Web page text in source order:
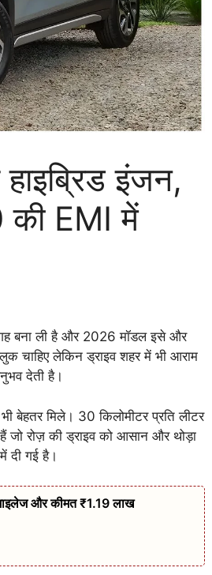
इंजन,
EMI में
बना ली है और 2026 मॉडल इसे और
चाहिए लेकिन ड्राइव शहर में भी आराम
देती है।
बेहतर मिले। 30 किलोमीटर प्रति लीटर
जो रोज़ की ड्राइव को आसान और थोड़ा
दी गई है।
और कीमत ₹1.19 लाख